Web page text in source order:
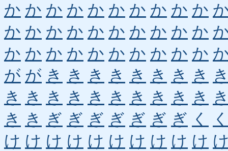
か か か か か か か か か か
か か か か か か か か か か
か か か か か か か か か か
が が き き き き き き き き
き き き き き き き き き き
き き ぎ ぎ ぎ ぎ ぎ ぎ ぎ く
け け け け け け け け け け